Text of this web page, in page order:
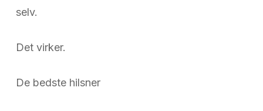
selv.
Det virker.
De bedste hilsner